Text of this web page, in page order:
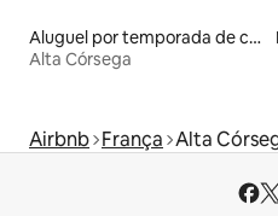
Aluguel por temporada de casas de veraneio
Alta Córsega
Airbnb França Alta